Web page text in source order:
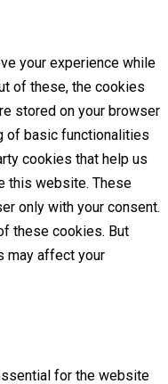
your experience while
of these, the cookies
stored on your browser
of basic functionalities
cookies that help us
this website. These
only with your consent.
these cookies. But
may affect your
for the website